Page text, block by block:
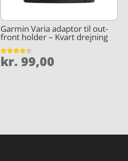
Garmin Varia adaptor til out-
front holder – Kvart drejning
Vurderet
4.3
kr. 99,00